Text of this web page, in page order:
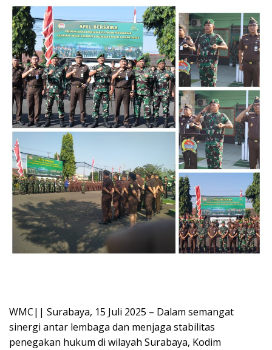
WMC|| Surabaya, 15 Juli 2025 – Dalam semangat
sinergi antar lembaga dan menjaga stabilitas
penegakan hukum di wilayah Surabaya, Kodim